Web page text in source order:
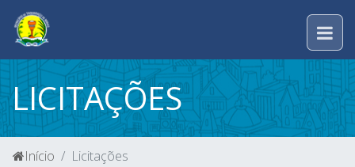
LICITAÇÕES
Início Licitações